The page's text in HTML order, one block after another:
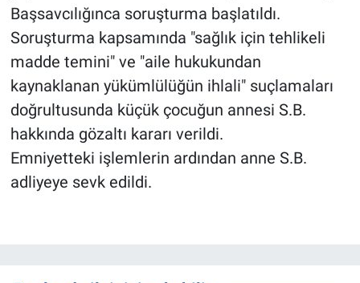
Başsavcılığınca soruşturma başlatıldı.
Soruşturma kapsamında "sağlık için tehlikeli
madde temini" ve "aile hukukundan
kaynaklanan yükümlülüğün ihlali" suçlamaları
doğrultusunda küçük çocuğun annesi S.B.
hakkında gözaltı kararı verildi.
Emniyetteki işlemlerin ardından anne S.B.
adliyeye sevk edildi.